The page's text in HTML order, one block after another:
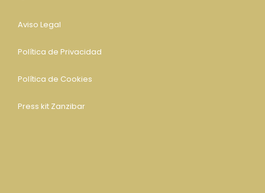
Aviso Legal
Política de Privacidad
Política de Cookies
Press kit Zanzibar